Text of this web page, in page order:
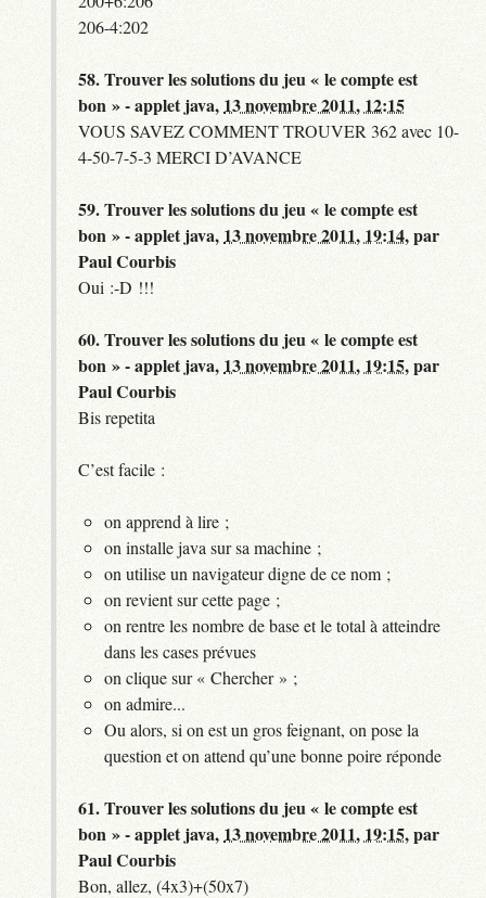
206-4:202
58.Trouver les solutions du jeu « le compte est
bon » - applet java, 13 novembre 2011, 12:15
VOUS SAVEZ COMMENT TROUVER 362 avec 10-
4-50-7-5-3 MERCI D’AVANCE
59.Trouver les solutions du jeu « le compte est
bon » - applet java, 13 novembre 2011, 19:14,par
Paul Courbis
Oui :-D !!!
60.Trouver les solutions du jeu « le compte est
bon » - applet java, 13 novembre 2011, 19:15,par
Paul Courbis
Bis repetita
C’est facile :
on apprend à lire ;
on installe java sur sa machine ;
on utilise un navigateur digne de ce nom ;
on revient sur cette page ;
on rentre les nombre de base et le total à atteindre
dans les cases prévues
on clique sur « Chercher » ;
on admire...
Ou alors, si on est un gros feignant, on pose la
question et on attend qu’une bonne poire réponde
61.Trouver les solutions du jeu « le compte est
bon » - applet java, 13 novembre 2011, 19:15,par
Paul Courbis
Bon, allez, (4x3)+(50x7)